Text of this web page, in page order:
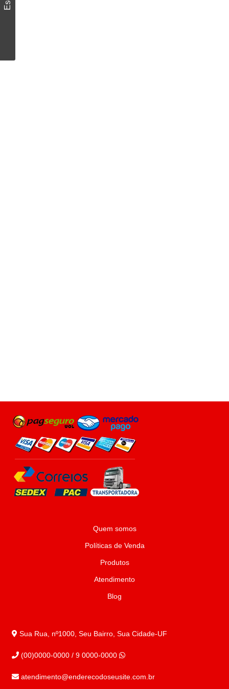
Quem somos
Políticas de Venda
Produtos
Atendimento
Blog
Sua Rua, nº1000, Seu Bairro, Sua Cidade-UF
(00)0000-0000 / 9 0000-0000
atendimento@enderecodoseusite.com.br